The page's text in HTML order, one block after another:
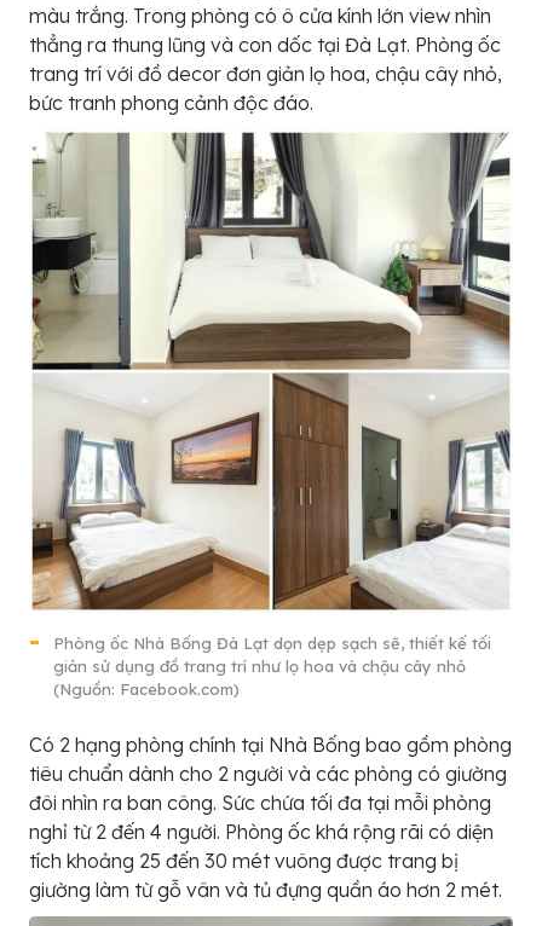
màu trắng. Trong phòng có ô cửa kính lớn view nhìn
thẳng ra thung lũng và con dốc tại Đà Lạt. Phòng ốc
trang trí với đồ decor đơn giản lọ hoa, chậu cây nhỏ,
bức tranh phong cảnh độc đáo.
Phòng ốc Nhà Bống Đà Lạt dọn dẹp sạch sẽ, thiết kế tối
giản sử dụng đồ trang trí như lọ hoa và chậu cây nhỏ
(Nguồn: Facebook.com)
Có 2 hạng phòng chính tại Nhà Bống bao gồm phòng
tiêu chuẩn dành cho 2 người và các phòng có giường
đôi nhìn ra ban công. Sức chứa tối đa tại mỗi phòng
nghỉ từ 2 đến 4 người. Phòng ốc khá rộng rãi có diện
tích khoảng 25 đến 30 mét vuông được trang bị
giường làm từ gỗ vân và tủ đựng quần áo hơn 2 mét.